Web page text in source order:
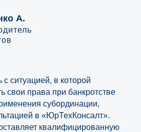
А.
ситуацией, в которой
свои права при банкротстве
субординации,
в «ЮрТехКонсалт».
квалифицированную
компании
банкротства